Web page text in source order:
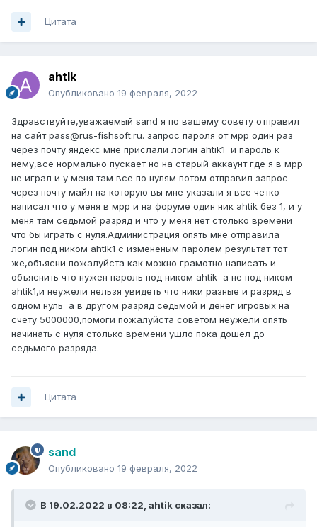
Цитата
ahtlk
Опубликовано 19 февраля, 2022
Здравствуйте,уважаемый sand я по вашему совету отправил
на сайт pass@rus-fishsoft.ru. запрос пароля от мрр один раз
через почту яндекс мне прислали логин ahtik1 и пароль к
нему,все нормально пускает но на старый аккаунт где я в мрр
не играл и у меня там все по нулям потом отправил запрос
через почту майл на которую вы мне указали я все четко
написал что у меня в мрр и на форуме один ник ahtik без 1, и у
меня там седьмой разряд и что у меня нет столько времени
что бы играть с нуля.Администрация опять мне отправила
логин под ником ahtik1 с измененым паролем результат тот
же,объясни пожалуйста как можно грамотно написать и
объяснить что нужен пароль под ником ahtik а не под ником
ahtik1,и неужели нельзя увидеть что ники разные и разряд в
одном нуль а в другом разряд седьмой и денег игровых на
счету 5000000,помоги пожалуйста советом неужели опять
начинать с нуля столько времени ушло пока дошел до
седьмого разряда.
Цитата
sand
Опубликовано 19 февраля, 2022
В 19.02.2022 в 08:22, ahtik сказал: